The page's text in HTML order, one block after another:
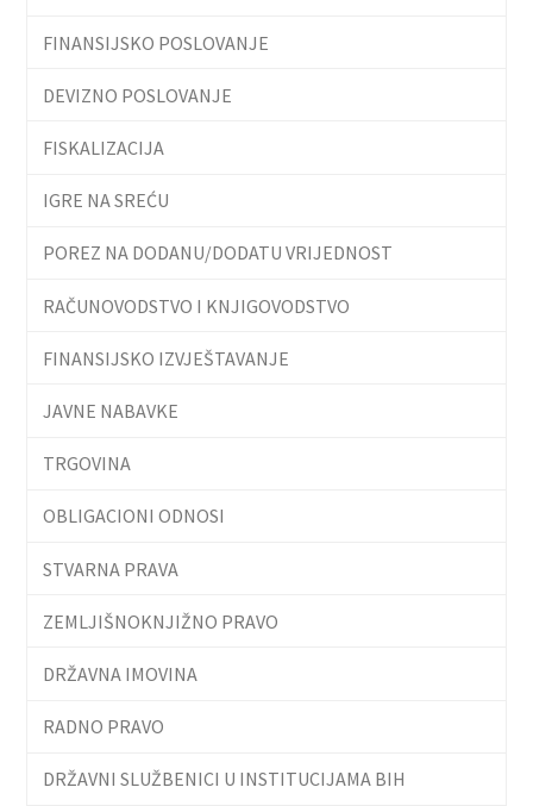
FINANSIJSKO POSLOVANJE
DEVIZNO POSLOVANJE
FISKALIZACIJA
IGRE NA SREĆU
POREZ NA DODANU/DODATU VRIJEDNOST
RAČUNOVODSTVO I KNJIGOVODSTVO
FINANSIJSKO IZVJEŠTAVANJE
JAVNE NABAVKE
TRGOVINA
OBLIGACIONI ODNOSI
STVARNA PRAVA
ZEMLJIŠNOKNJIŽNO PRAVO
DRŽAVNA IMOVINA
RADNO PRAVO
DRŽAVNI SLUŽBENICI U INSTITUCIJAMA BIH